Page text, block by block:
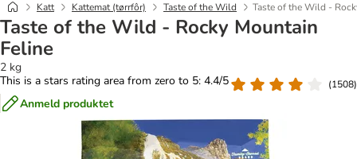
Katt Kattemat (tørrfôr) Taste of the Wild Taste of the Wild -
Taste of the Wild - Rocky Mountain
Feline
2 kg
This is a stars rating area from zero to 5: 4.4/5
(1508)
Anmeld produktet